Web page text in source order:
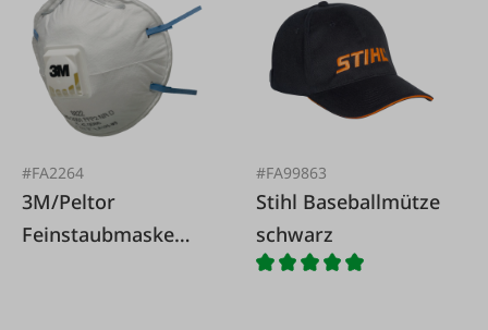
#FA2264
3M/Peltor
Feinstaubmaske
#FA99863
Stihl Baseballmütze
schwarz